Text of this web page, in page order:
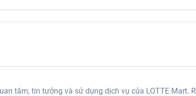
tâm, tin tưởng và sử dụng dịch vụ của LOTTE